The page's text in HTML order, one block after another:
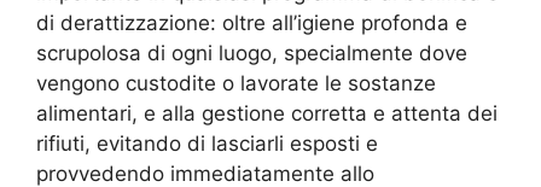
di derattizzazione: oltre all’igiene profonda e
scrupolosa di ogni luogo, specialmente dove
vengono custodite o lavorate le sostanze
alimentari, e alla gestione corretta e attenta dei
rifiuti, evitando di lasciarli esposti e
provvedendo immediatamente allo